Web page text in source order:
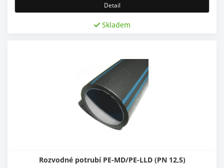
Detail
Skladem
Rozvodné potrubí PE-MD/PE-LLD (PN 12,5)